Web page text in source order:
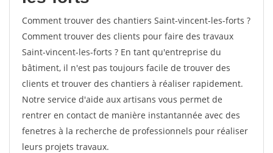
Comment trouver des chantiers Saint-vincent-les-forts ?
Comment trouver des clients pour faire des travaux
Saint-vincent-les-forts ? En tant qu'entreprise du
bâtiment, il n'est pas toujours facile de trouver des
clients et trouver des chantiers à réaliser rapidement.
Notre service d'aide aux artisans vous permet de
rentrer en contact de manière instantannée avec des
fenetres à la recherche de professionnels pour réaliser
leurs projets travaux.